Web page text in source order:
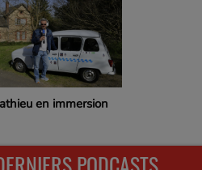
en immersion